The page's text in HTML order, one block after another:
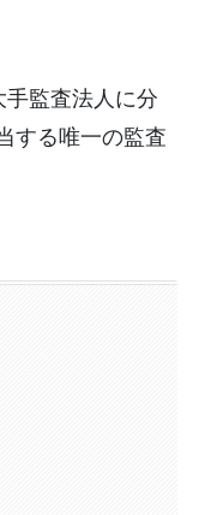
監査法人に分
する唯一の監査